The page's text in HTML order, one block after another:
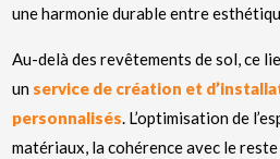
une harmonie durable entre
Au-delà des revêtements de sol, ce
un service de création et
personnalisés. L’optimisation de
matériaux, la cohérence avec le